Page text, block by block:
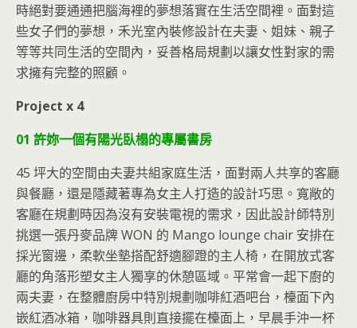
時絕對要通通把腦海裡的夢想落實在生活空間裡。面對這
些女子們的夢想，禾光室內裝修設計在夫妻、姐妹、親子
等等共同生活的空間內，妥善格局規劃以讓女性對家的需
求擁有完整的照顧。
Project x 4
01 許妳一個有陽光臥榻的專屬書房
45 坪大的空間由夫妻共組家庭生活，面對兩人共享的客廳
與餐廳，還是隱藏著專為女主人打造的設計巧思。寬敞的
客廳在規劃時因為沒有安裝電視的需求，因此設計師特別
挑選一張丹麥品牌 WON 的 Mango lounge chair 安排在
採光窗邊，柔軟坐墊搭配舒適腳蹬的主人椅，在開放式客
廳的角落形塑女主人獨享的休憩區域。平常會一起下廚的
兩夫妻，在整體廚房中特別規劃咖啡紅酒吧台，檯面下內
嵌紅酒冰箱，咖啡器具則直接擺在檯面上，早晨手沖一杯